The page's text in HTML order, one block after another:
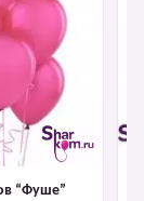
“Фуше”